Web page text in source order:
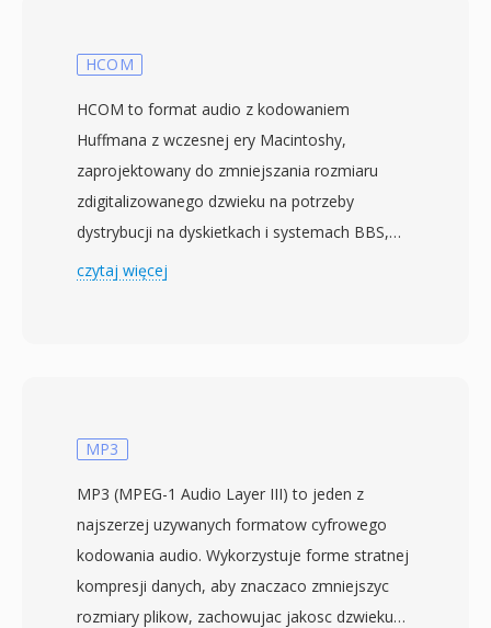
HCOM
HCOM to format audio z kodowaniem
Huffmana z wczesnej ery Macintoshy,
zaprojektowany do zmniejszania rozmiaru
zdigitalizowanego dzwieku na potrzeby
dystrybucji na dyskietkach i systemach BBS,
gdy pamiec byla drogocenna, a modemy
kompresji 2:1 lub lepsze byly typowe dla nagran
3,5 cala miescila zaledwie 800 KB. Pliki byly
dystrybuowane jako resource forki Macintoshy
i odtwarzane przez narzedzia takie jak
SoundApp w ekosystemie wymiany
czytaj więcej
MP3
MP3 (MPEG-1 Audio Layer III) to jeden z
najszerzej uzywanych formatow cyfrowego
kodowania audio. Wykorzystuje forme stratnej
kompresji danych, aby znaczaco zmniejszyc
rozmiary plikow, zachowujac jakosc dzwieku